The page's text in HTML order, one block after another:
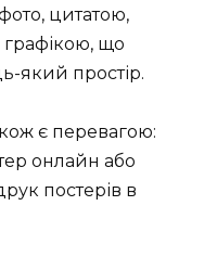
цитатою,
що
який простір.
є перевагою:
онлайн або
постерів в